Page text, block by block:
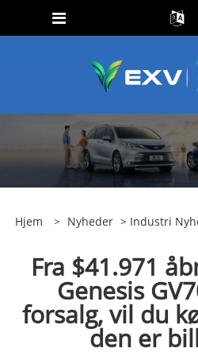
Hjem > Nyheder > Industri
Fra $41.971
Genesis
forsalg, vil du
den er